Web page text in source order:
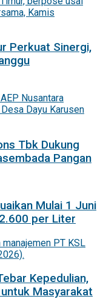
Perkuat Sinergi,
Tbk Dukung
Pangan
Mulai 1 Juni
per Liter
Kepedulian,
Masyarakat